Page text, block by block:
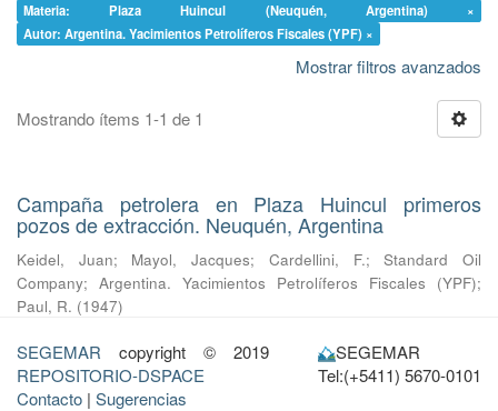
Materia: Plaza Huincul (Neuquén, Argentina) ×
Autor: Argentina. Yacimientos Petrolíferos Fiscales (YPF) ×
Mostrar filtros avanzados
Mostrando ítems 1-1 de 1
Campaña petrolera en Plaza Huincul primeros
pozos de extracción. Neuquén, Argentina
Keidel, Juan; Mayol, Jacques; Cardellini, F.;Standard Oil
Company; Argentina. Yacimientos Petrolíferos Fiscales (YPF);
Paul, R. (1947)
SEGEMAR copyright © 2019
REPOSITORIO-DSPACE
Contacto | Sugerencias
SEGEMAR
Tel:(+5411) 5670-0101